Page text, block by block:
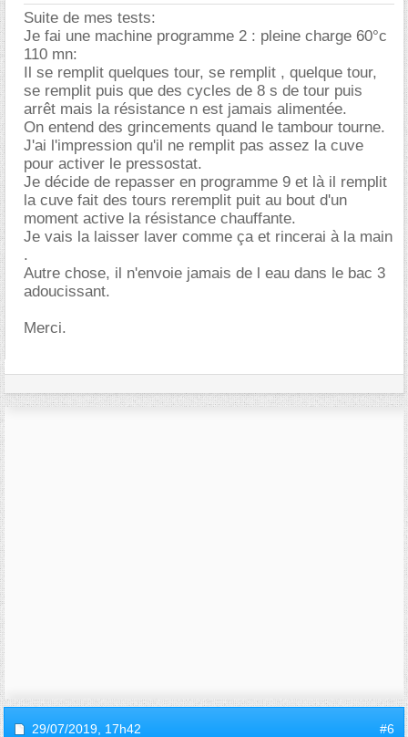
Suite de mes tests:
Je fai une machine programme 2 : pleine charge 60°c
110 mn:
Il se remplit quelques tour, se remplit , quelque tour,
se remplit puis que des cycles de 8 s de tour puis
arrêt mais la résistance n est jamais alimentée.
On entend des grincements quand le tambour tourne.
J'ai l'impression qu'il ne remplit pas assez la cuve
pour activer le pressostat.
Je décide de repasser en programme 9 et là il remplit
la cuve fait des tours reremplit puit au bout d'un
moment active la résistance chauffante.
Je vais la laisser laver comme ça et rincerai à la main
.
Autre chose, il n'envoie jamais de l eau dans le bac 3
adoucissant.
Merci.
29/07/2019, 17h42 #6